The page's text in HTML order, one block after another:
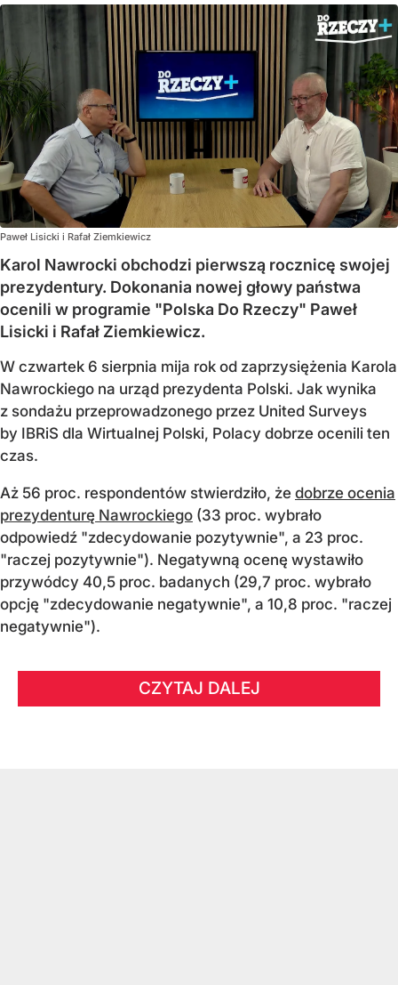
Paweł Lisicki i Rafał Ziemkiewicz
Karol Nawrocki obchodzi pierwszą rocznicę swojej
prezydentury. Dokonania nowej głowy państwa
ocenili w programie "Polska Do Rzeczy" Paweł
Lisicki i Rafał Ziemkiewicz.
W czwartek 6 sierpnia mija rok od zaprzysiężenia Karola
Nawrockiego na urząd prezydenta Polski. Jak wynika
z sondażu przeprowadzonego przez United Surveys
by IBRiS dla Wirtualnej Polski, Polacy dobrze ocenili ten
czas.
Aż 56 proc. respondentów stwierdziło, że dobrze ocenia
prezydenturę Nawrockiego (33 proc. wybrało
odpowiedź "zdecydowanie pozytywnie", a 23 proc.
"raczej pozytywnie"). Negatywną ocenę wystawiło
przywódcy 40,5 proc. badanych (29,7 proc. wybrało
opcję "zdecydowanie negatywnie", a 10,8 proc. "raczej
negatywnie").
CZYTAJ DALEJ